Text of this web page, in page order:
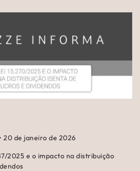
• 20 de janeiro de 2026
2025 e o impacto na distribuição